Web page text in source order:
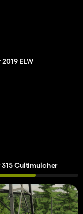
ELW
Cultimulcher